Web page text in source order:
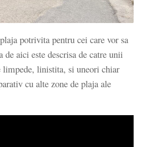
potrivita pentru cei care vor sa
aici este descrisa de catre unii
linistita, si uneori chiar
cu alte zone de plaja ale